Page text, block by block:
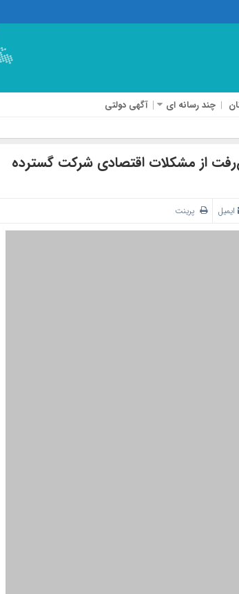
چند رسانه ای آگهی دولتی
از مشکلات اقتصادی ‌شرکت گسترده
ایمیل پرینت